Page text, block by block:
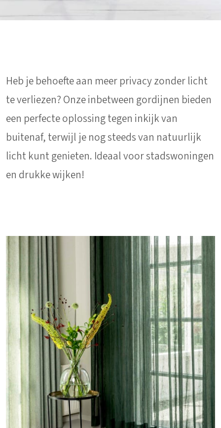
Heb je behoefte aan meer privacy zonder licht
te verliezen? Onze inbetween gordijnen bieden
een perfecte oplossing tegen inkijk van
buitenaf, terwijl je nog steeds van natuurlijk
licht kunt genieten. Ideaal voor stadswoningen
en drukke wijken!